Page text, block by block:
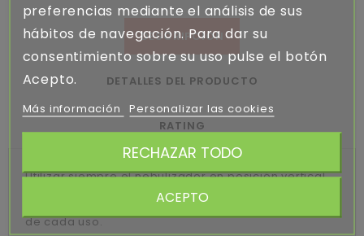
DESCRIPCIÓN
DETALLES DEL PRODUCTO
RATING
Utilizar siempre el nebulizador en posición vertical.
Se recomienda la limpieza del aplicador después
de cada uso.
preferencias mediante el análisis de sus
hábitos de navegación. Para dar su
consentimiento sobre su uso pulse el botón
Acepto.
Más información Personalizar las cookies
RECHAZAR TODO
ACEPTO